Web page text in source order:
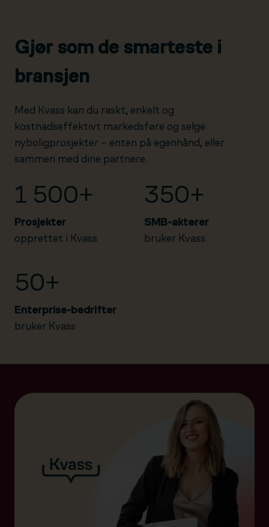
Gjør som de smarteste i
bransjen
Med Kvass kan du raskt, enkelt og
kostnadseffektivt markedsføre og selge
nyboligprosjekter – enten på egenhånd, eller
sammen med dine partnere.
1 500+
Prosjekter
opprettet i Kvass
350+
SMB-aktører
bruker Kvass
50+
Enterprise-bedrifter
bruker Kvass